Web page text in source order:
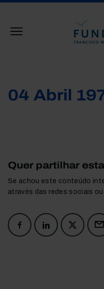
04 Abril
Quer partilhar
Se achou este conteúdo
através das redes sociais ou